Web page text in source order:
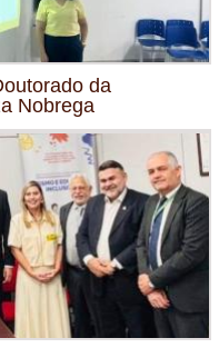
da
Nobrega